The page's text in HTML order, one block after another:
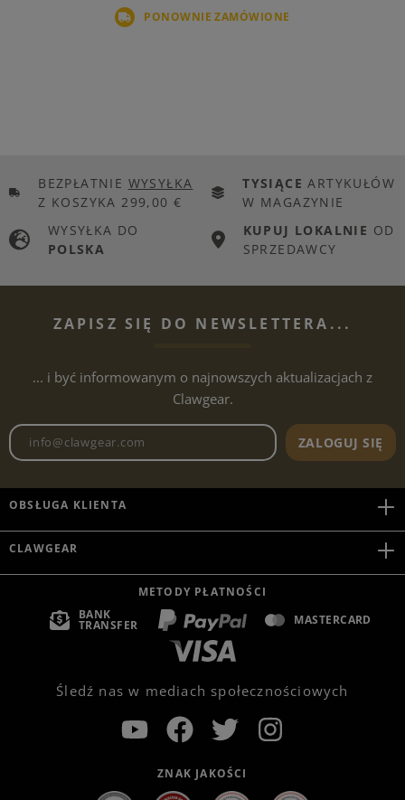
PONOWNIE ZAMÓWIONE
BEZPŁATNIE WYSYŁKA
Z KOSZYKA 299,00 €
TYSIĄCE ARTYKUŁÓW
W MAGAZYNIE
WYSYŁKA DO
POLSKA
KUPUJ LOKALNIE OD
SPRZEDAWCY
ZAPISZ SIĘ DO NEWSLETTERA...
... i być informowanym o najnowszych aktualizacjach z
Clawgear.
Adres e-mailowy biuletynu
ZALOGUJ SIĘ
OBSŁUGA KLIENTA
CLAWGEAR
METODY PŁATNOŚCI
BANK
TRANSFER MASTERCARD
Śledź nas w mediach społecznościowych
ZNAK JAKOŚCI